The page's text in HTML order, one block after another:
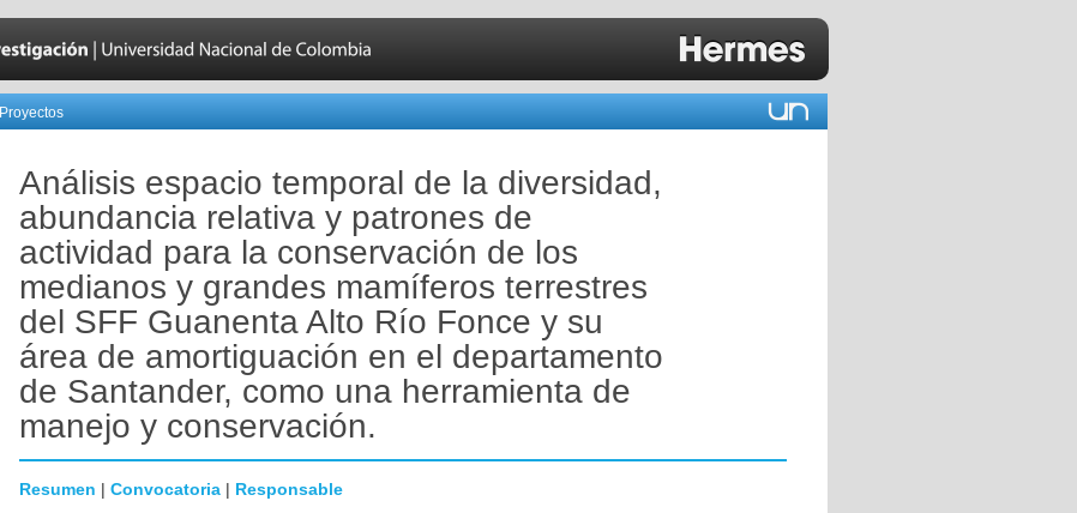
Proyectos
Análisis espacio temporal de la diversidad,
abundancia relativa y patrones de
actividad para la conservación de los
medianos y grandes mamíferos terrestres
del SFF Guanenta Alto Río Fonce y su
área de amortiguación en el departamento
de Santander, como una herramienta de
manejo y conservación.
Resumen | Convocatoria | Responsable